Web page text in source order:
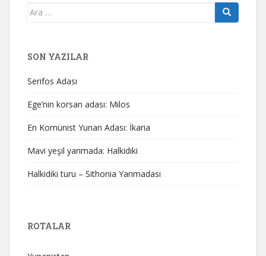
Arama
SON YAZILAR
Serifos Adası
Ege’nin korsan adası: Milos
En Komünist Yunan Adası: İkaria
Mavi yeşil yarımada: Halkidiki
Halkidiki turu – Sithonia Yarımadası
ROTALAR